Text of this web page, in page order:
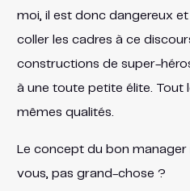
moi, il est donc dangereux
coller les cadres à ce
constructions de super-
à une toute petite élite. Tout
mêmes qualités.
Le concept du bon manager
vous, pas grand-chose ?